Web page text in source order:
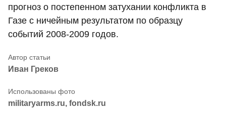
прогноз о постепенном затухании конфликта в
Газе с ничейным результатом по образцу
событий 2008-2009 годов.
Иван Греков
militaryarms.ru, fondsk.ru